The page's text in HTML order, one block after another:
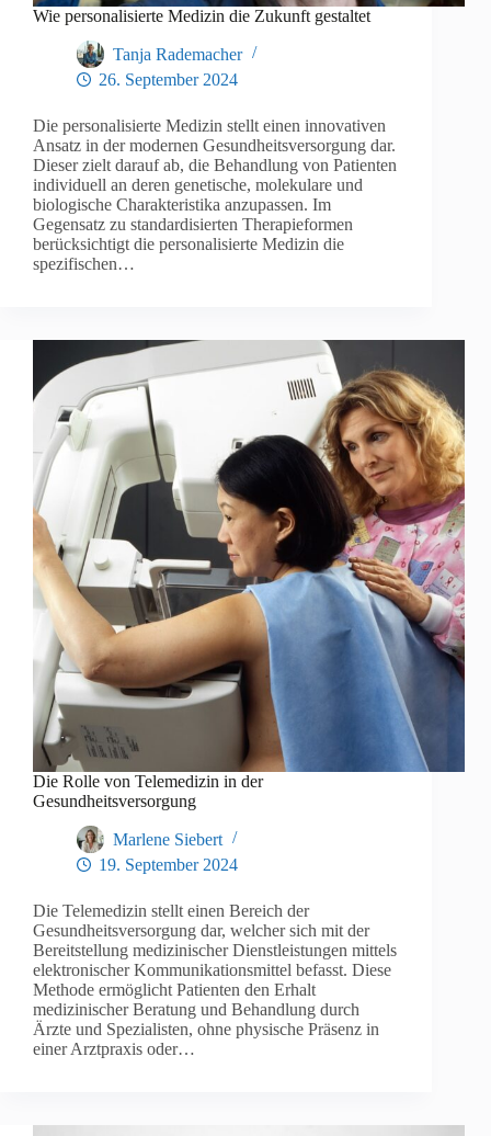
Wie personalisierte Medizin die Zukunft gestaltet
Tanja Rademacher
26. September 2024
Die personalisierte Medizin stellt einen innovativen
Ansatz in der modernen Gesundheitsversorgung dar.
Dieser zielt darauf ab, die Behandlung von Patienten
individuell an deren genetische, molekulare und
biologische Charakteristika anzupassen. Im
Gegensatz zu standardisierten Therapieformen
berücksichtigt die personalisierte Medizin die
spezifischen…
Die Rolle von Telemedizin in der
Gesundheitsversorgung
Marlene Siebert
19. September 2024
Die Telemedizin stellt einen Bereich der
Gesundheitsversorgung dar, welcher sich mit der
Bereitstellung medizinischer Dienstleistungen mittels
elektronischer Kommunikationsmittel befasst. Diese
Methode ermöglicht Patienten den Erhalt
medizinischer Beratung und Behandlung durch
Ärzte und Spezialisten, ohne physische Präsenz in
einer Arztpraxis oder…